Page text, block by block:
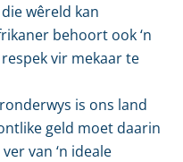
wêreld kan
behoort ook ‘n
vir mekaar te
is ons land
geld moet daarin
van ‘n ideale